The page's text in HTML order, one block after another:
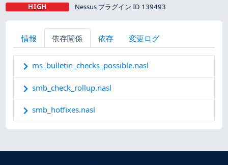
HIGH Nessus プラグイン ID 139493
情報 依存関係 依存 変更ログ
ms_bulletin_checks_possible.nasl
smb_check_rollup.nasl
smb_hotfixes.nasl